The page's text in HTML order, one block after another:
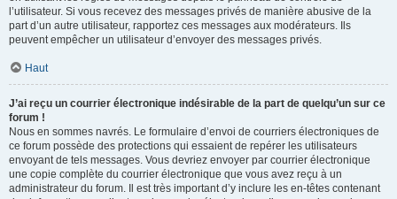
l’utilisateur. Si vous recevez des messages privés de manière abusive de la
part d’un autre utilisateur, rapportez ces messages aux modérateurs. Ils
peuvent empêcher un utilisateur d’envoyer des messages privés.
Haut
J’ai reçu un courrier électronique indésirable de la part de quelqu’un sur ce
forum !
Nous en sommes navrés. Le formulaire d’envoi de courriers électroniques de
ce forum possède des protections qui essaient de repérer les utilisateurs
envoyant de tels messages. Vous devriez envoyer par courrier électronique
une copie complète du courrier électronique que vous avez reçu à un
administrateur du forum. Il est très important d’y inclure les en-têtes contenant